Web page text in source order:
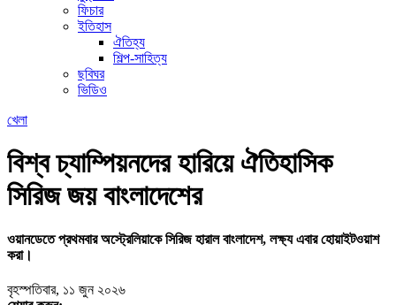
ফিচার
ইতিহাস
ঐতিহ্য
শিল্প-সাহিত্য
ছবিঘর
ভিডিও
খেলা
বিশ্ব চ্যাম্পিয়নদের হারিয়ে ঐতিহাসিক
সিরিজ জয় বাংলাদেশের
ওয়ানডেতে প্রথমবার অস্ট্রেলিয়াকে সিরিজ হারাল বাংলাদেশ, লক্ষ্য এবার হোয়াইটওয়াশ
করা।
বৃহস্পতিবার, ১১ জুন ২০২৬